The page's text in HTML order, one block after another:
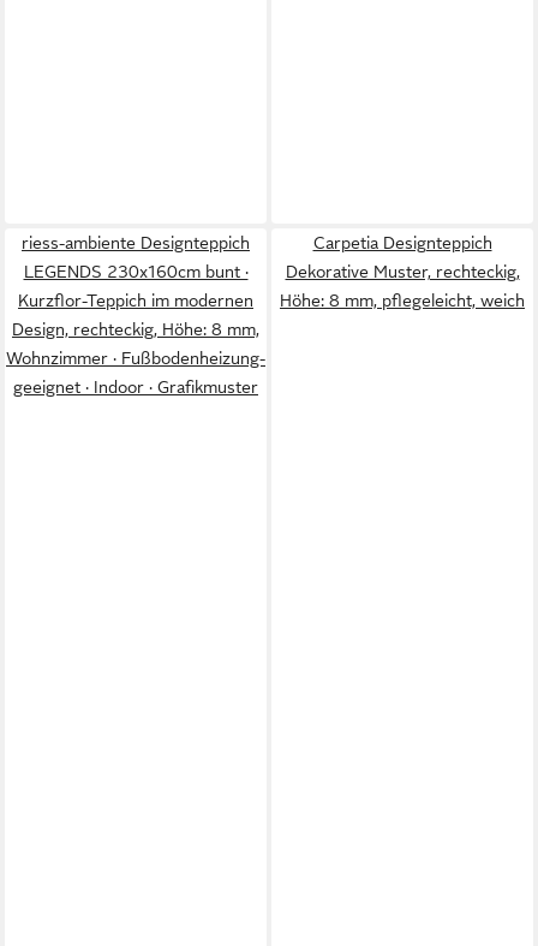
riess-ambiente Designteppich
LEGENDS 230x160cm bunt ·
Kurzflor-Teppich im modernen
Design, rechteckig, Höhe: 8 mm,
Wohnzimmer · Fußbodenheizung-
geeignet · Indoor · Grafikmuster
Carpetia Designteppich
Dekorative Muster, rechteckig,
Höhe: 8 mm, pflegeleicht, weich